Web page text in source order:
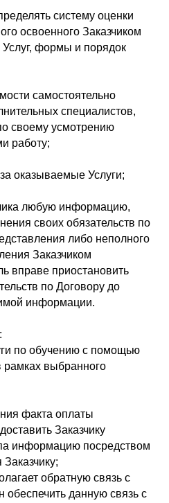
систему оценки
освоенного Заказчиком
формы и порядок
самостоятельно
специалистов,
своему усмотрению
работу;
оказываемые Услуги;
любую информацию,
своих обязательств по
либо неполного
Заказчиком
вправе приостановить
по Договору до
информации.
по обучению с помощью
рамках выбранного
факта оплаты
Заказчику
информацию посредством
обратную связь с
обеспечить данную связь с